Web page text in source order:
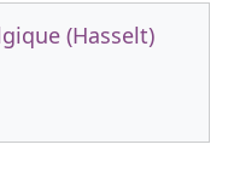
(Hasselt)